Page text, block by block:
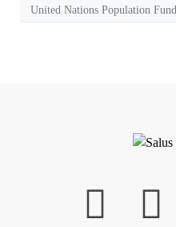
United Nations Population Fund